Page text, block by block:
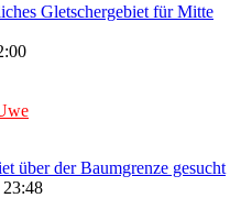
Gletschergebiet für Mitte
über der Baumgrenze gesucht